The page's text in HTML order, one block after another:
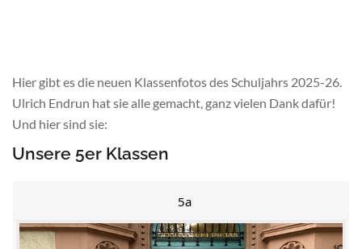
Hier gibt es die neuen Klassenfotos des Schuljahrs 2025-26.
Ulrich Endrun hat sie alle gemacht, ganz vielen Dank dafür!
Und hier sind sie:
Unsere 5er Klassen
5a